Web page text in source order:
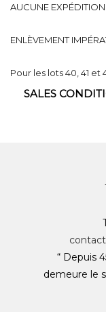
AUCUNE
ENLÈVEMENT
Pour les lots 40, 41
SALES
“ Depuis
demeure le